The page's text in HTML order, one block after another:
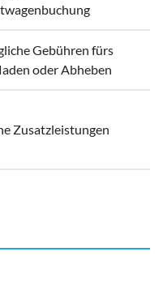
Gebühren fürs
oder Abheben
Zusatzleistungen